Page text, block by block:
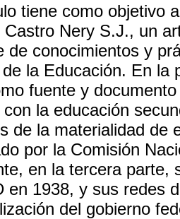
tiene como objetivo
Castro Nery S.J., un
de conocimientos y
la Educación. En la
fuente y
con la educación
de la materialidad de
por la Comisión
en la tercera parte,
en 1938, y sus redes
del gobierno